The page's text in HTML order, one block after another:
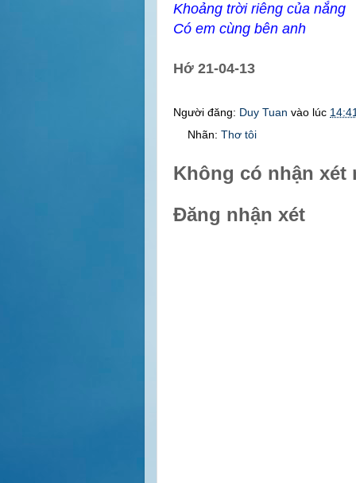
Khoảng trời riêng của nắng
Có em cùng bên anh
Hớ 21-04-13
Người đăng: Duy Tuan vào lúc
Nhãn: Thơ tôi
Không có nhận xét
Đăng nhận xét